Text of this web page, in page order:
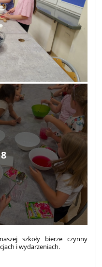
szkoły bierze czynny
i wydarzeniach.